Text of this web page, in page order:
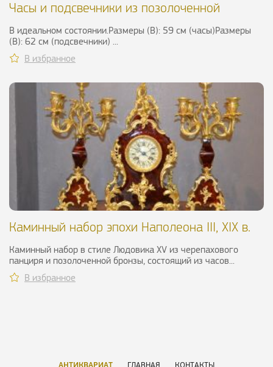
Часы и подсвечники из позолоченной
В идеальном состоянии.Размеры (В): 59 см (часы)Размеры
(В): 62 см (подсвечники) ...
В избранное
Каминный набор эпохи Наполеона III, XIX в.
Каминный набор в стиле Людовика XV из черепахового
панциря и позолоченной бронзы, состоящий из часов...
В избранное
АНТИКВАРИАТ ГЛАВНАЯ КОНТАКТЫ